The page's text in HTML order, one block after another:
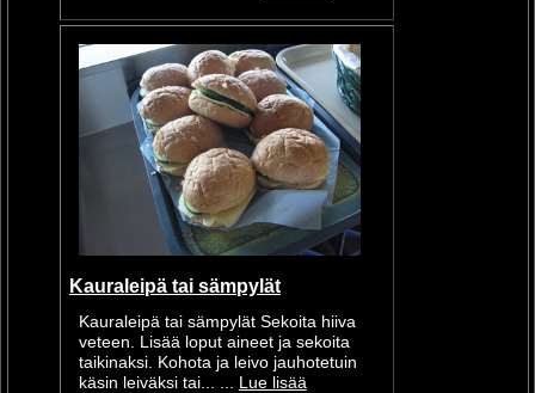
Kauraleipä tai sämpylät
Kauraleipä tai sämpylät Sekoita hiiva
veteen. Lisää loput aineet ja sekoita
taikinaksi. Kohota ja leivo jauhotetuin
käsin leiväksi tai... ... Lue lisää